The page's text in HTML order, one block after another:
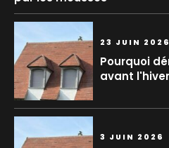
23 JUIN 2026
Pourquoi
avant
3 JUIN 2026